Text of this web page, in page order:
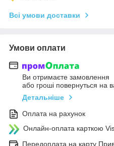
Всі умови доставки
Умови оплати
Ви отримаєте замовлення
або гроші повернуться на
Детальніше
Оплата на рахунок
Онлайн-оплата карткою
Передоплата на карту